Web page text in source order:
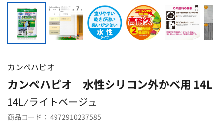
カンペハピオ
カンペハピオ 水性シリコン外かべ用 14L
14L ⁄ ライトベージュ
商品コード： 4972910237585